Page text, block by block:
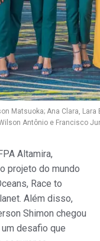
Matsuoka; Ana Clara,
Antônio e Francisco
Altamira,
projeto do mundo
Race to
Além disso,
Shimonchegou
um desafio que